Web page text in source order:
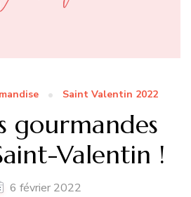
Saint Valentin 2022
gourmandes
Valentin !
6 février 2022